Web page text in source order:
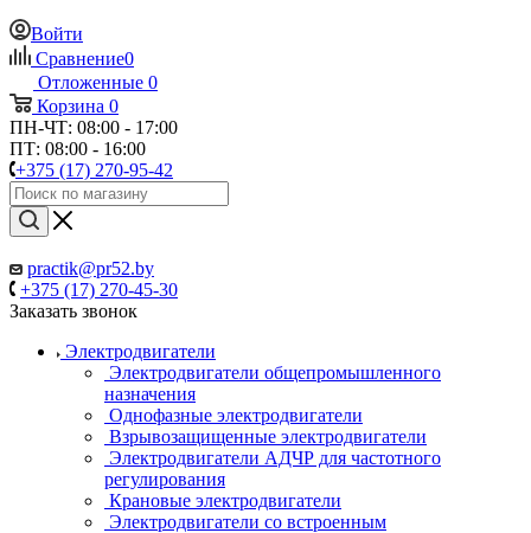
Войти
Сравнение0
Отложенные 0
Корзина 0
ПН-ЧТ: 08:00 - 17:00
ПТ: 08:00 - 16:00
+375 (17) 270-95-42
practik@pr52.by
+375 (17) 270-45-30
Заказать звонок
Электродвигатели
Электродвигатели общепромышленного
назначения
Однофазные электродвигатели
Взрывозащищенные электродвигатели
Электродвигатели АДЧР для частотного
регулирования
Крановые электродвигатели
Электродвигатели со встроенным